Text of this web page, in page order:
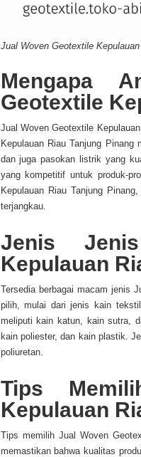
Jual Woven Geotextile
Mengapa
Geotextile
Jual Woven Geotextile
Kepulauan Riau Tanjung
dan juga pasokan listrik yang
yang kompetitif untuk produk-
Kepulauan Riau Tanjung
terjangkau.
Jenis
Kepulauan
Tersedia berbagai macam jenis
pilih, mulai dari jenis kain
meliputi kain katun, kain sutra,
kain poliester, dan kain plastik.
poliuretan.
Tips
Kepulauan
Tips memilih Jual Woven
memastikan bahwa kualitas